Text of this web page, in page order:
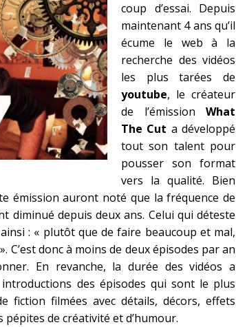
coup d’essai. Depuis
maintenant 4 ans qu’il
écume le web à la
recherche des vidéos
les plus tarées de
youtube, le créateur
de l’émissionWhat
The Cut a développé
tout son talent pour
pousser son format
vers la qualité. Bien
émission auront noté que la fréquence de
diminué depuis deux ans. Celui qui déteste
: « plutôt que de faire beaucoup et mal,
donc à moins de deux épisodes par an
En revanche, la durée des vidéos a
des épisodes qui sont le plus
fiction filmées avec détails, décors, effets
de créativité et d’humour.